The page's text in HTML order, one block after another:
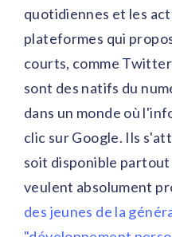
quotidiennes et les
plateformes qui
courts, comme
sont des natifs du
dans un monde où
clic sur Google. Ils
soit disponible
veulent absolument
des jeunes de la